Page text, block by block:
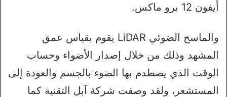
أيفون 12 برو ماكس.
والماسح الضوئي LiDAR يقوم بقياس عمق
المشهد وذلك من خلال إصدار الأضواء وحساب
الوقت الذي يصطدم بها الضوء بالجسم والعودة إلى
المستشعر، ولقد وصفت شركة آبل التقنية كما